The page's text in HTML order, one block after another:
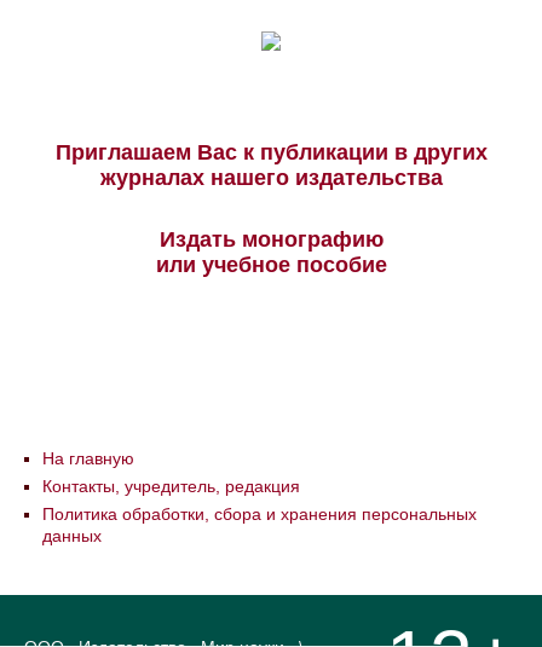
Приглашаем Вас к публикации в других
журналах нашего издательства
Издать монографию
или учебное пособие
На главную
Контакты, учредитель, редакция
Политика обработки, сбора и хранения персональных
данных